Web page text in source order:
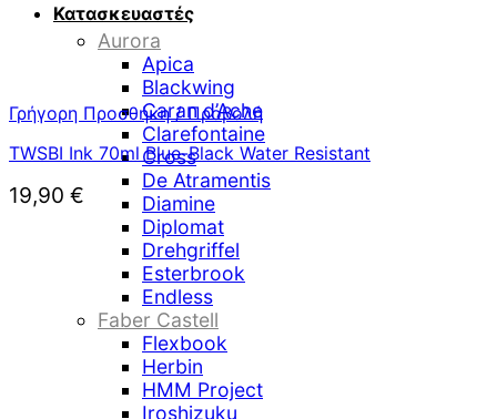
Κατασκευαστές
Aurora
Apica
Blackwing
Caran d’Ache
Clarefontaine
Cross
De Atramentis
Diamine
Diplomat
Drehgriffel
Esterbrook
Endless
Faber Castell
Flexbook
Herbin
HMM Project
Iroshizuku
Γρήγορη Προσθήκη / Προβολή
TWSBI Ink 70ml Blue-Black Water Resistant
19,90 €